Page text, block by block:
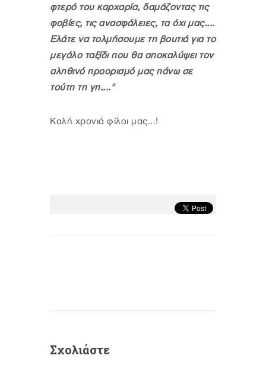
φτερό του καρχαρία, δαμάζοντας τις
φοβίες, τις ανασφάλειες, τα όχι μας....
Ελάτε να τολμήσουμε τη βουτιά για το
μεγάλο ταξίδι που θα αποκαλύψει τον
αληθινό προορισμό μας πάνω σε
τούτη τη γη...."
Καλή χρονιά φίλοι μας...!
Σχολιάστε